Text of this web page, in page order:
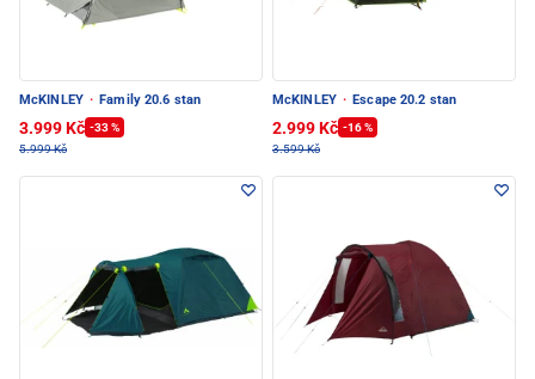
McKINLEY · Family 20.6 stan
3.999 Kč -33 %
5.999 Kč
McKINLEY · Escape 20.2 stan
2.999 Kč -16 %
3.599 Kč